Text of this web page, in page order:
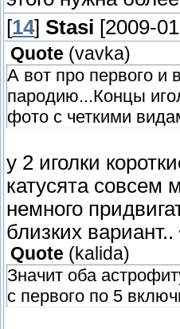
[14] Stasi [2009-
Quote (vavka)
А вот про первого и
пародию...Концы
фото с четкими
у 2 иголки
катусята совсем
немного
близких вариант..
Quote (kalida)
Значит оба
с первого по 5